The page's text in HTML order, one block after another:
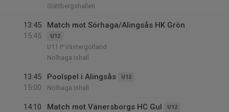
Slättbergshallen
13:45
15:45
Match mot Sörhaga/Alingsås HK Grön
U12
U11 P Västergötland
Nolhaga Ishall
13:45
15:00
Poolspel i Alingsås U12
Nolhaga Ishall
14:10
Match mot Vänersborgs HC Gul U12